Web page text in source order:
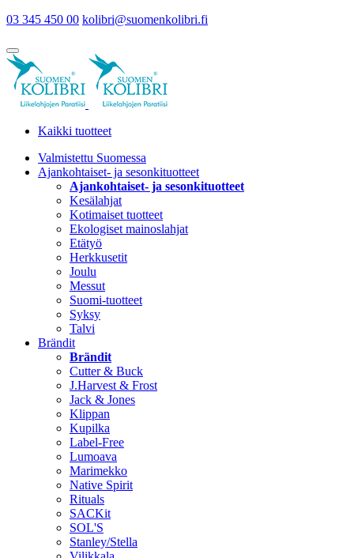
03 345 450 00 kolibri@suomenkolibri.fi
Kaikki tuotteet
Valmistettu Suomessa
Ajankohtaiset- ja sesonkituotteet
Ajankohtaiset- ja sesonkituotteet
Kesälahjat
Kotimaiset tuotteet
Ekologiset mainoslahjat
Etätyö
Herkkusetit
Joulu
Messut
Suomi-tuotteet
Syksy
Talvi
Brändit
Brändit
Cutter & Buck
J.Harvest & Frost
Jack & Jones
Klippan
Kupilka
Label-Free
Lumoava
Marimekko
Native Spirit
Rituals
SACKit
SOL'S
Stanley/Stella